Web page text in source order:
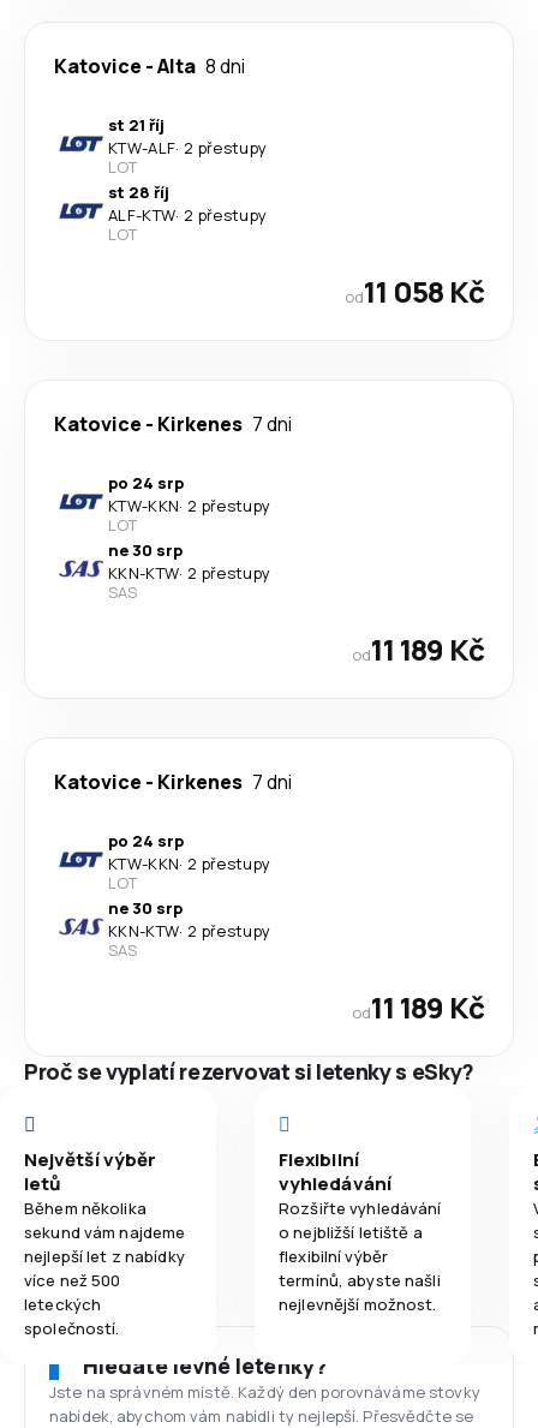
Katovice -Alta 8 dni
st 21 říj
KTW-ALF· 2 přestupy
LOT
st 28 říj
ALF-KTW· 2 přestupy
LOT
od11 058 Kč
Katovice - Kirkenes 7 dni
po 24 srp
KTW-KKN· 2 přestupy
LOT
ne 30 srp
KKN-KTW· 2 přestupy
SAS
od11 189 Kč
Katovice - Kirkenes 7 dni
po 24 srp
KTW-KKN· 2 přestupy
LOT
ne 30 srp
KKN-KTW· 2 přestupy
SAS
od11 189 Kč
Proč se vyplatí rezervovat si letenky s eSky?
Největší výběr
letů
Během několika
sekund vám najdeme
nejlepší let z nabídky
více než 500
leteckých
společností.
Flexibilní
vyhledávání
Rozšiřte vyhledávání
o nejbližší letiště a
flexibilní výběr
termínů, abyste našli
nejlevnější možnost.
Hledáte levné letenky?
Jste na správném místě. Každý den porovnáváme stovky
nabídek, abychom vám nabídli ty nejlepší. Přesvědčte se